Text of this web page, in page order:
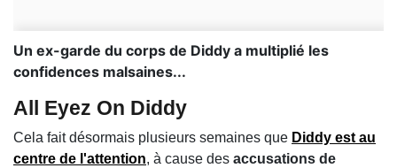
Un ex-garde du corps de Diddy a multiplié les
confidences malsaines...
All Eyez On Diddy
Cela fait désormais plusieurs semaines que Diddy est au
centre de l'attention, à cause des accusations de